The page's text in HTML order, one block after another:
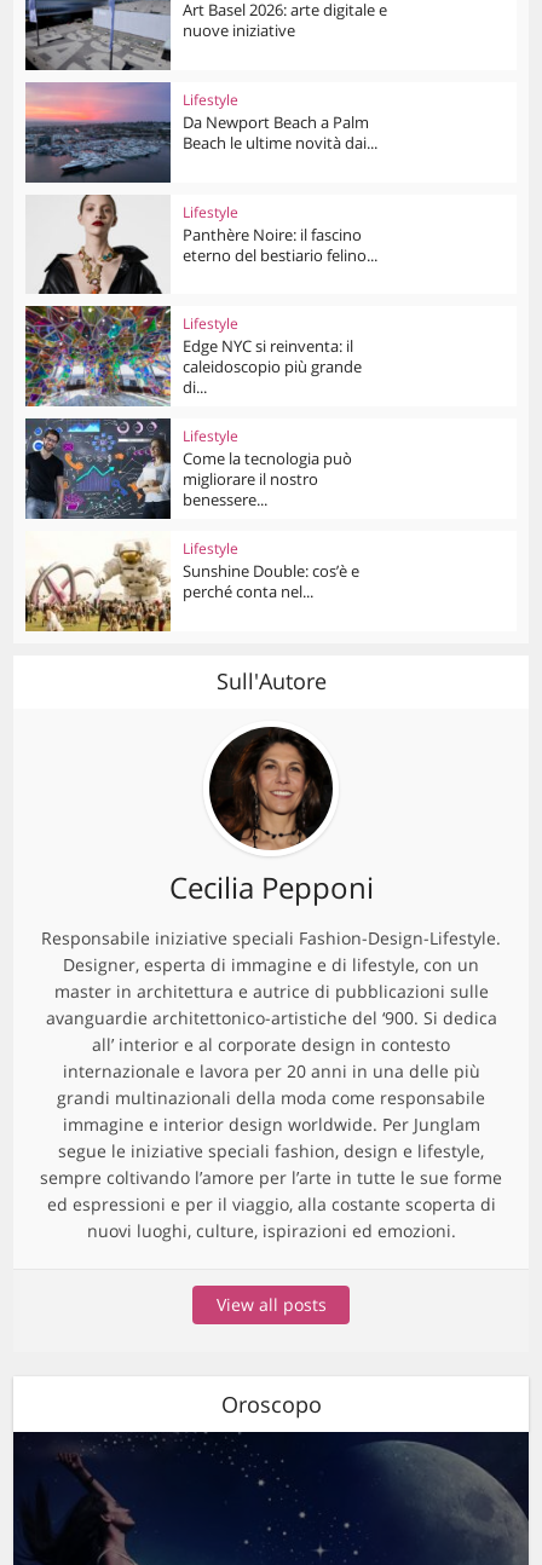
Art Basel 2026: arte digitale e
nuove iniziative
Lifestyle
Da Newport Beach a Palm
Beach le ultime novità dai...
Lifestyle
Panthère Noire: il fascino
eterno del bestiario felino...
Lifestyle
Edge NYC si reinventa: il
caleidoscopio più grande
di...
Lifestyle
Come la tecnologia può
migliorare il nostro
benessere...
Lifestyle
Sunshine Double: cos’è e
perché conta nel...
Sull'Autore
Cecilia Pepponi
Responsabile iniziative speciali Fashion-Design-Lifestyle.
Designer, esperta di immagine e di lifestyle, con un
master in architettura e autrice di pubblicazioni sulle
avanguardie architettonico-artistiche del ‘900. Si dedica
all’ interior e al corporate design in contesto
internazionale e lavora per 20 anni in una delle più
grandi multinazionali della moda come responsabile
immagine e interior design worldwide. Per Junglam
segue le iniziative speciali fashion, design e lifestyle,
sempre coltivando l’amore per l’arte in tutte le sue forme
ed espressioni e per il viaggio, alla costante scoperta di
nuovi luoghi, culture, ispirazioni ed emozioni.
View all posts
Oroscopo